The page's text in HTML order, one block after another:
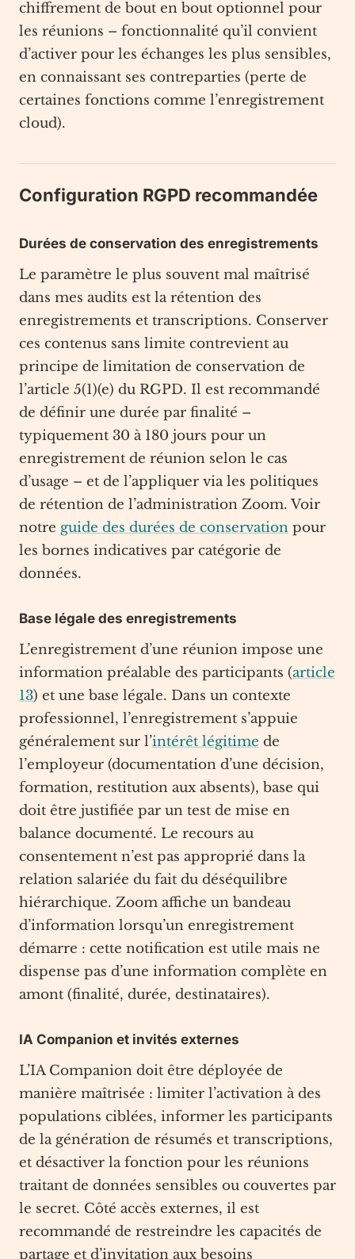
chiffrement de bout en bout optionnel pour
les réunions – fonctionnalité qu’il convient
d’activer pour les échanges les plus sensibles,
en connaissant ses contreparties (perte de
certaines fonctions comme l’enregistrement
cloud).
Configuration RGPD recommandée
Durées de conservation des enregistrements
Le paramètre le plus souvent mal maîtrisé
dans mes audits est la rétention des
enregistrements et transcriptions. Conserver
ces contenus sans limite contrevient au
principe de limitation de conservation de
l’article 5(1)(e) du RGPD. Il est recommandé
de définir une durée par finalité –
typiquement 30 à 180 jours pour un
enregistrement de réunion selon le cas
d’usage – et de l’appliquer via les politiques
de rétention de l’administration Zoom. Voir
notre guide des durées de conservation pour
les bornes indicatives par catégorie de
données.
Base légale des enregistrements
L’enregistrement d’une réunion impose une
information préalable des participants (article
13) et une base légale. Dans un contexte
professionnel, l’enregistrement s’appuie
généralement sur l’intérêt légitime de
l’employeur (documentation d’une décision,
formation, restitution aux absents), base qui
doit être justifiée par un test de mise en
balance documenté. Le recours au
consentement n’est pas approprié dans la
relation salariée du fait du déséquilibre
hiérarchique. Zoom affiche un bandeau
d’information lorsqu’un enregistrement
démarre : cette notification est utile mais ne
dispense pas d’une information complète en
amont (finalité, durée, destinataires).
IA Companion et invités externes
L’IA Companion doit être déployée de
manière maîtrisée : limiter l’activation à des
populations ciblées, informer les participants
de la génération de résumés et transcriptions,
et désactiver la fonction pour les réunions
traitant de données sensibles ou couvertes par
le secret. Côté accès externes, il est
recommandé de restreindre les capacités de
partage et d’invitation aux besoins